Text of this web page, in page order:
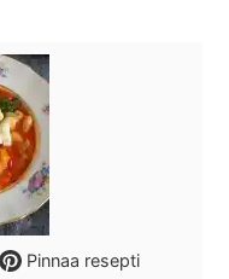
Pinnaa resepti